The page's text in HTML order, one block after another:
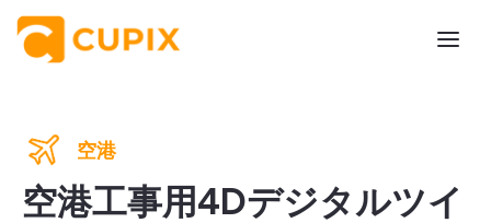
空港
空港工事用4Dデジタルツイ